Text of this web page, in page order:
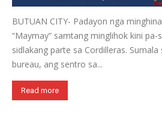
BUTUAN CITY- Padayon nga
“Maymay” samtang minglihok kini pa-
sidlakang parte sa Cordilleras.
bureau, ang sentro sa...
Read more